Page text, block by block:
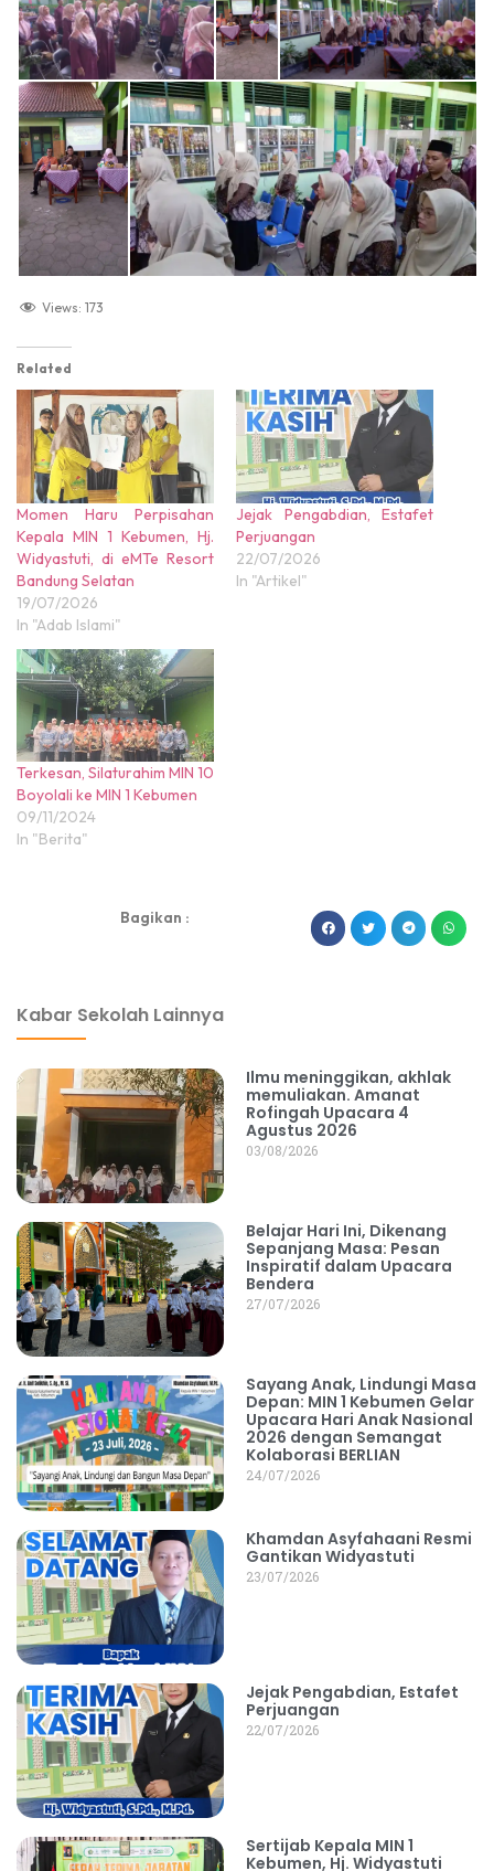
Views: 173
Related
Momen Haru Perpisahan
Kepala MIN 1 Kebumen, Hj.
Widyastuti, di eMTe Resort
Bandung Selatan
19/07/2026
In "Adab Islami"
Jejak Pengabdian, Estafet
Perjuangan
22/07/2026
In "Artikel"
Terkesan, Silaturahim MIN 10
Boyolali ke MIN 1 Kebumen
09/11/2024
In "Berita"
Bagikan :
Kabar Sekolah Lainnya
Ilmu meninggikan, akhlak
memuliakan. Amanat
Rofingah Upacara 4
Agustus 2026
03/08/2026
Belajar Hari Ini, Dikenang
Sepanjang Masa: Pesan
Inspiratif dalam Upacara
Bendera
27/07/2026
Sayang Anak, Lindungi Masa
Depan: MIN 1 Kebumen Gelar
Upacara Hari Anak Nasional
2026 dengan Semangat
Kolaborasi BERLIAN
24/07/2026
Khamdan Asyfahaani Resmi
Gantikan Widyastuti
23/07/2026
Jejak Pengabdian, Estafet
Perjuangan
22/07/2026
Sertijab Kepala MIN 1
Kebumen, Hj. Widyastuti